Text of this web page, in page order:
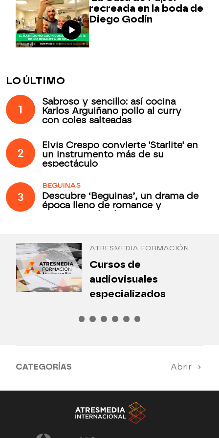
recreada en la boda de
Diego Godín
LO ÚLTIMO
1
Sabroso y sencillo: así cocina
Karlos Arguiñano pollo al curry
con coles salteadas
2
Elvis Crespo convierte 'Starlite' en
un instrumento más de su
espectáculo
3
BEGUINAS
Descubre ‘Beguinas’, un drama de
época lleno de romance y
ATRESMEDIA FORMACIÓN
Cursos de
audiovisuales
especializados
CATEGORÍAS Abrir
Antena 3 Noticias El Hormiguero
Tu cara me suena Pasapalabra